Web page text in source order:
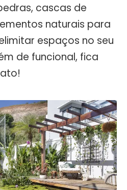
cascas de
naturais para
espaços no seu
de funcional, fica